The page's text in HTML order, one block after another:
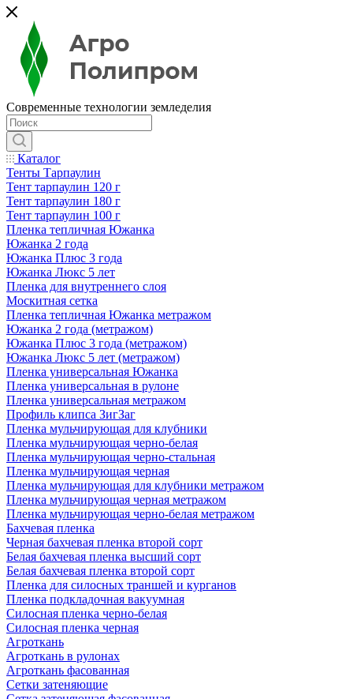
Современные технологии земледелия
Каталог
Тенты Тарпаулин
Тент тарпаулин 120 г
Тент тарпаулин 180 г
Тент тарпаулин 100 г
Пленка тепличная Южанка
Южанка 2 года
Южанка Плюс 3 года
Южанка Люкс 5 лет
Пленка для внутреннего слоя
Москитная сетка
Пленка тепличная Южанка метражом
Южанка 2 года (метражом)
Южанка Плюс 3 года (метражом)
Южанка Люкс 5 лет (метражом)
Пленка универсальная Южанка
Пленка универсальная в рулоне
Пленка универсальная метражом
Профиль клипса ЗигЗаг
Пленка мульчирующая для клубники
Пленка мульчирующая черно-белая
Пленка мульчирующая черно-стальная
Пленка мульчирующая черная
Пленка мульчирующая для клубники метражом
Пленка мульчирующая черная метражом
Пленка мульчирующая черно-белая метражом
Бахчевая пленка
Черная бахчевая пленка второй сорт
Белая бахчевая пленка высший сорт
Белая бахчевая пленка второй сорт
Пленка для силосных траншей и курганов
Пленка подкладочная вакуумная
Силосная пленка черно-белая
Силосная пленка черная
Агроткань
Агроткань в рулонах
Агроткань фасованная
Сетки затеняющие